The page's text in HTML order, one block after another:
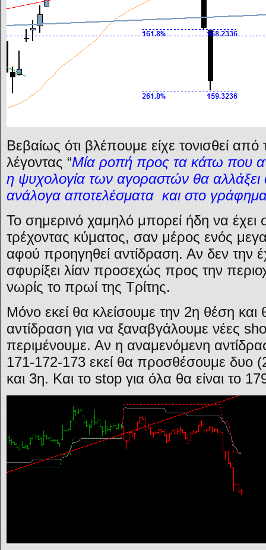
Βεβαίως ότι βλέπουμε είχε τονισθεί
λέγοντας “Μία ροπή προς τα κάτω που
η ψυχολογία των αγοραστών θα αλλάξει
ανάλογα αποτελέσματα και στο
Το σημερινό χαμηλό μπορεί ήδη να έχει
τρέχοντας κύματος, σαν μέρος ενός
αφού προηγηθεί αντίδραση. Αν δεν την
σφυρίξει λίαν προσεχώς προς την
νωρίς το πρωί της Τρίτης.
Μόνο εκεί θα κλείσουμε την 2η θέση και
αντίδραση για να ξαναβγάλουμε νέες
περιμένουμε. Αν η αναμενόμενη
171-172-173 εκεί θα προσθέσουμε δυο
και 3η. Και το stop για όλα θα είναι το